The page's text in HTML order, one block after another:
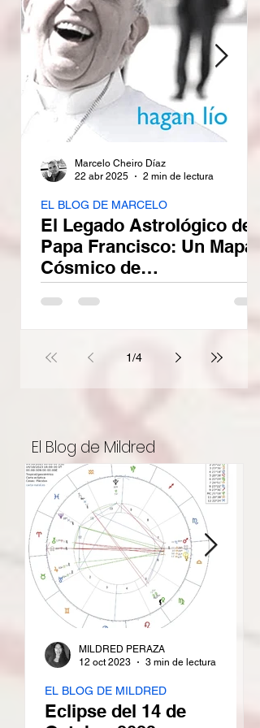
El Legado Astrológico del
Papa Francisco: Un Mapa
Cósmico de
Transformación
EL BLOG DE MARCELO
Marcelo Cheiro Díaz
22 abr 2025
2 min de lectura
1/4
El Blog de Mildred
Eclipse del 14 de
EL BLOG DE MILDRED
MILDRED PERAZA
12 oct 2023
3 min de lectura